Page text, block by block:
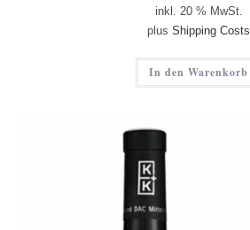
inkl. 20 % MwSt.
plus Shipping Costs
In den Warenkorb